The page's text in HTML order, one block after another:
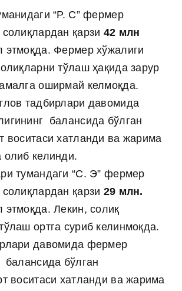
“Р. С” фермер
қарзи 42 млн
этмоқда. Фермер хўжалиги
тўлаш ҳақида зарур
оширмай келмоқда.
тадбирлари давомида
балансида бўлган
воситаси хатланди ва жарима
олиб келинди.
тумандаги “С. Э” фермер
қарзи 29 млн.
этмоқда. Лекин, солиқ
ортга суриб келинмоқда.
давомида фермер
балансида бўлган
воситаси хатланди ва жарима